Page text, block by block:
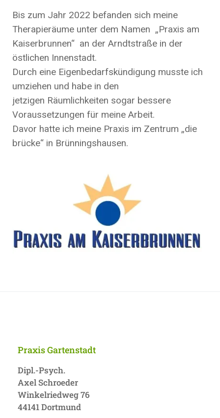
Bis zum Jahr 2022 befanden sich meine
Therapieräume unter dem Namen „Praxis am
Kaiserbrunnen“ an der Arndtstraße in der
östlichen Innenstadt.
Durch eine Eigenbedarfskündigung musste ich
umziehen und habe in den
jetzigen Räumlichkeiten sogar bessere
Voraussetzungen für meine Arbeit.
Davor hatte ich meine Praxis im Zentrum „die
brücke“ in Brünningshausen.
Praxis Gartenstadt
Dipl.-Psych.
Axel Schroeder
Winkelriedweg 76
44141 Dortmund